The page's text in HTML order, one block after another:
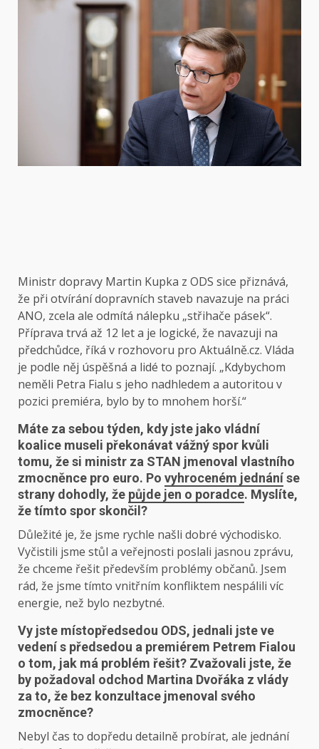
Ministr dopravy Martin Kupka z ODS sice přiznává,
že při otvírání dopravních staveb navazuje na práci
ANO, zcela ale odmítá nálepku „střihače pásek“.
Příprava trvá až 12 let a je logické, že navazuji na
předchůdce, říká v rozhovoru pro Aktuálně.cz. Vláda
je podle něj úspěšná a lidé to poznají. „Kdybychom
neměli Petra Fialu s jeho nadhledem a autoritou v
pozici premiéra, bylo by to mnohem horší.“
Máte za sebou týden, kdy jste jako vládní
koalice museli překonávat vážný spor kvůli
tomu, že si ministr za STAN jmenoval vlastního
zmocněnce pro euro. Po vyhroceném jednáníse
strany dohodly, že půjde jen o poradce. Myslíte,
že tímto spor skončil?
Důležité je, že jsme rychle našli dobré východisko.
Vyčistili jsme stůl a veřejnosti poslali jasnou zprávu,
že chceme řešit především problémy občanů. Jsem
rád, že jsme tímto vnitřním konfliktem nespálili víc
energie, než bylo nezbytné.
Vy jste místopředsedou ODS, jednali jste ve
vedení s předsedou a premiérem Petrem Fialou
o tom, jak má problém řešit? Zvažovali jste, že
by požadoval odchod Martina Dvořáka z vlády
za to, že bez konzultace jmenoval svého
zmocněnce?
Nebyl čas to dopředu detailně probírat, ale jednání